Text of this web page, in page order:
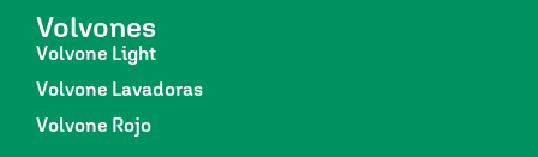
Volvones
Volvone Light
Volvone Lavadoras
Volvone Rojo